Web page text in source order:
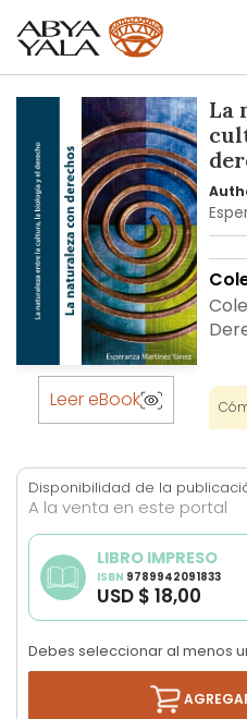
the
end
the
images
gallery
Skip
the
of
the
images
gallery
Leer eBook
La
Disponibilidad de la
A la venta en este portal
LIBRO IMPRESO
ISBN 9789942091833
USD $ 18,00
Debes seleccionar al menos